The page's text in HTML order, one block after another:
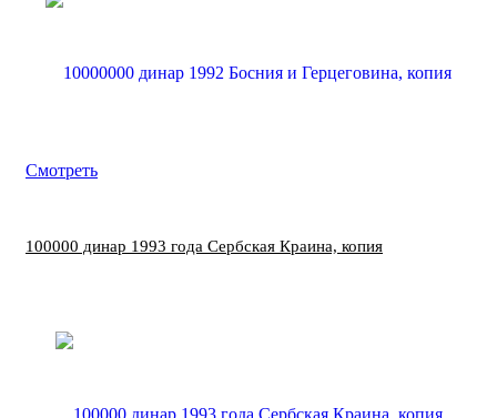
Смотреть
100000 динар 1993 года Сербская Краина, копия